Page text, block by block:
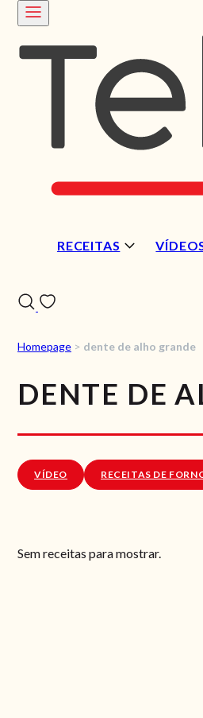
RECEITAS
Homepage > dente de alho grande
DENTE DE
VÍDEO RECEITAS DE
Sem receitas para mostrar.